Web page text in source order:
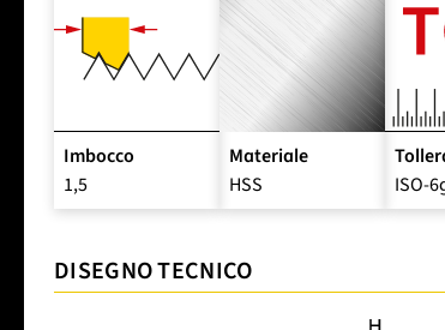
Imbocco
1,5
Materiale
HSS
ISO-
DISEGNO TECNICO